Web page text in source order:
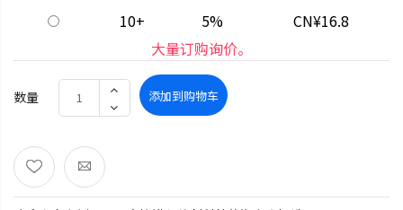
10+
5%
CN¥16.8
大量订购询价。
数量 添加到购物车